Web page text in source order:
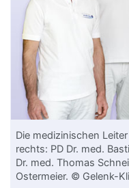
Die medizinischen
rechts: PD Dr. med.
Dr. med. Thomas
Ostermeier. © Gelenk-